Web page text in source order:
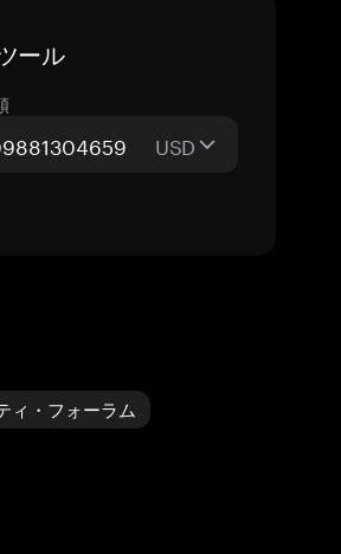
ール
USD
ィ・フォーラム